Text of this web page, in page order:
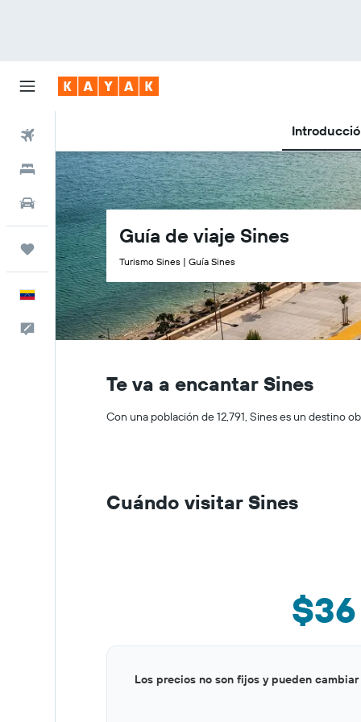
Hoteles
Autos
Trips
Español
Comentarios
Guía de viaje Sines
Turismo Sines | Guía Sines
Te va a encantar Sines
Con una población de 12,791, Sines es un destino
Cuándo visitar Sines
$36
graphic.Los precios no son fijos y pueden cambiar